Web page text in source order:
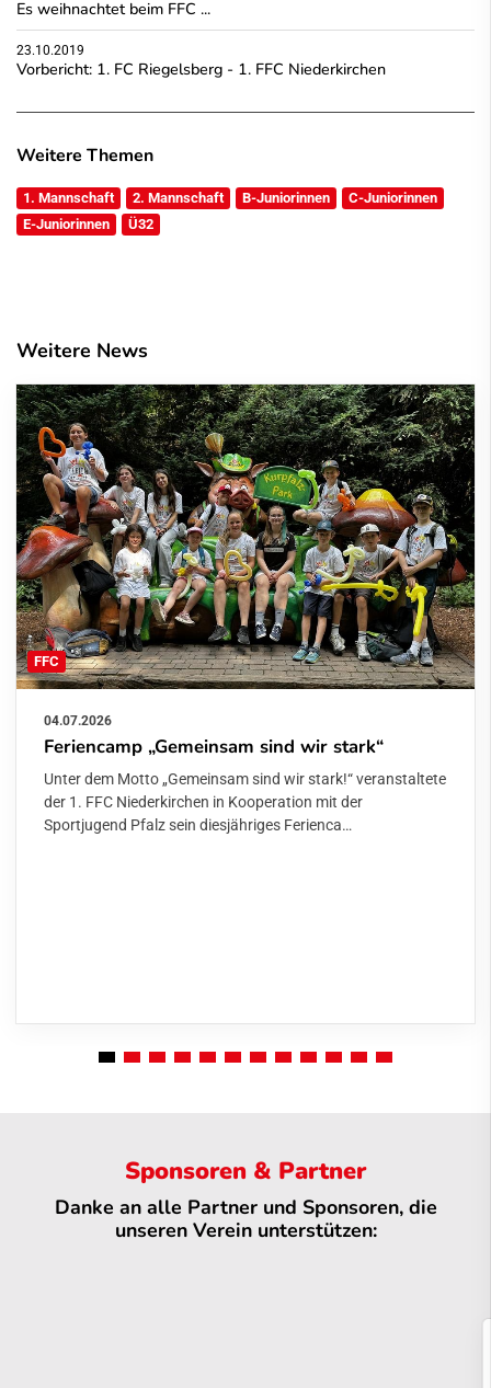
Es weihnachtet beim FFC ...
23.10.2019
Vorbericht: 1. FC Riegelsberg - 1. FFC Niederkirchen
Weitere Themen
1. Mannschaft 2. Mannschaft B-Juniorinnen
C-Juniorinnen
E-Juniorinnen
Ü32
Weitere News
FFC
04.07.2026
Feriencamp „Gemeinsam sind wir stark“
Unter dem Motto „Gemeinsam sind wir stark!“ veranstaltete
der 1. FFC Niederkirchen in Kooperation mit der
Sportjugend Pfalz sein diesjähriges Ferienca…
Sponsoren & Partner
Danke an alle Partner und Sponsoren, die
unseren Verein unterstützen: